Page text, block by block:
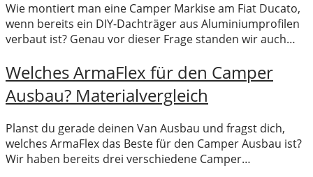
Wie montiert man eine Camper Markise am Fiat Ducato,
wenn bereits ein DIY-Dachträger aus Aluminiumprofilen
verbaut ist? Genau vor dieser Frage standen wir auch…
Welches ArmaFlex für den Camper
Ausbau? Materialvergleich
Planst du gerade deinen Van Ausbau und fragst dich,
welches ArmaFlex das Beste für den Camper Ausbau ist?
Wir haben bereits drei verschiedene Camper…